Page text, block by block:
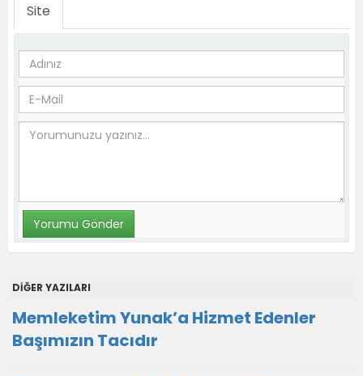
Site
DİĞER YAZILARI
Memleketim Yunak’a Hizmet Edenler
Başımızın Tacıdır